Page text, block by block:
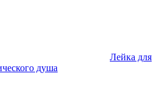
Лейка для
душа